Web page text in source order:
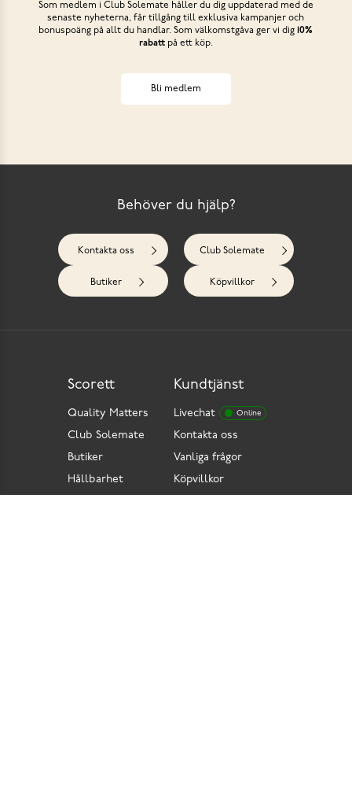
Som medlem i Club Solemate håller du dig uppdaterad med de
senaste nyheterna, får tillgång till exklusiva kampanjer och
bonuspoäng på allt du handlar. Som välkomstgåva ger vi dig10%
rabattpå ett köp.
Bli medlem
Behöver du hjälp?
Kontakta oss Club Solemate
Butiker Köpvillkor
Kundtjänst
Livechat Online
Kontakta oss
Vanliga frågor
Köpvillkor
Scorett
Quality Matters
Club Solemate
Butiker
Hållbarhet